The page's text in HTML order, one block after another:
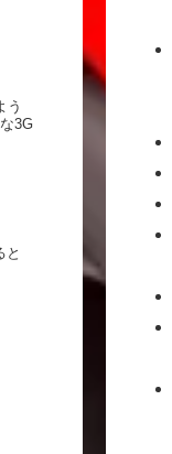
う
3G
と